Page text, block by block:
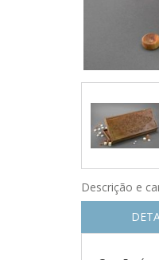
Descrição e